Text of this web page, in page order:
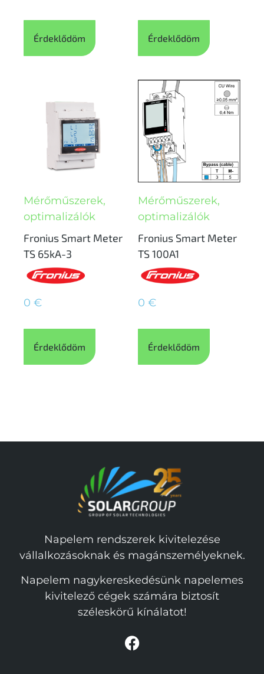
Érdeklődöm Érdeklődöm
Mérőműszerek,
optimalizálók
Fronius Smart Meter
TS 65kA-3
0 €
Érdeklődöm
Mérőműszerek,
optimalizálók
Fronius Smart Meter
TS 100A1
0 €
Érdeklődöm
Napelem rendszerek kivitelezése
vállalkozásoknak és magánszemélyeknek.
Napelem nagykereskedésünk napelemes
kivitelező cégek számára biztosít
széleskörű kínálatot!